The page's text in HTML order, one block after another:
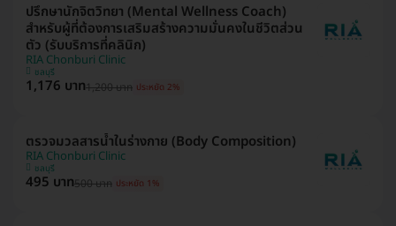
ปรึกษานักจิตวิทยา (Mental Wellness Coach)
สำหรับผู้ที่ต้องการเสริมสร้างความมั่นคงในชีวิตส่วน
ตัว (รับบริการที่คลินิก)
RIA Chonburi Clinic
ชลบุรี
1,176 บาท1,200 บาท ประหยัด 2%
ตรวจมวลสารน้ำในร่างกาย (Body Composition)
RIA Chonburi Clinic
ชลบุรี
495 บาท500 บาท ประหยัด 1%